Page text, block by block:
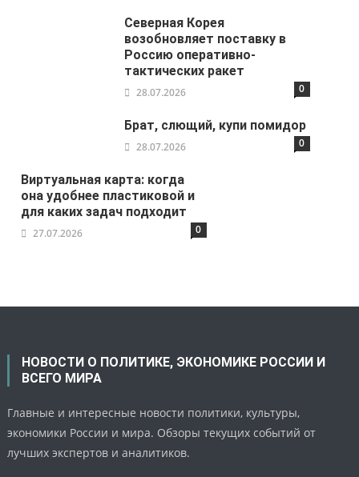
Северная Корея
возобновляет поставку в
Россию оперативно-
тактических ракет
28.07.2026 0
Брат, слющий, купи помидор
28.07.2026 0
Виртуальная карта: когда
она удобнее пластиковой и
для каких задач подходит
27.07.2026 0
НОВОСТИ О ПОЛИТИКЕ, ЭКОНОМИКЕ РОССИИ И
ВСЕГО МИРА
Главные и интересные новости политики, культуры,
экономики России и мира. Обзоры текущих событий от
лучших экспертов и аналитиков.